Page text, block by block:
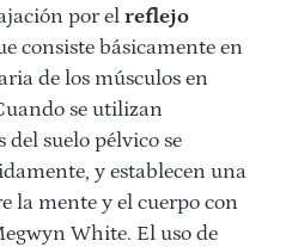
por el reflejo
consiste básicamente en
de los músculos en
se utilizan
del suelo pélvico se
y establecen una
la mente y el cuerpo con
White. El uso de